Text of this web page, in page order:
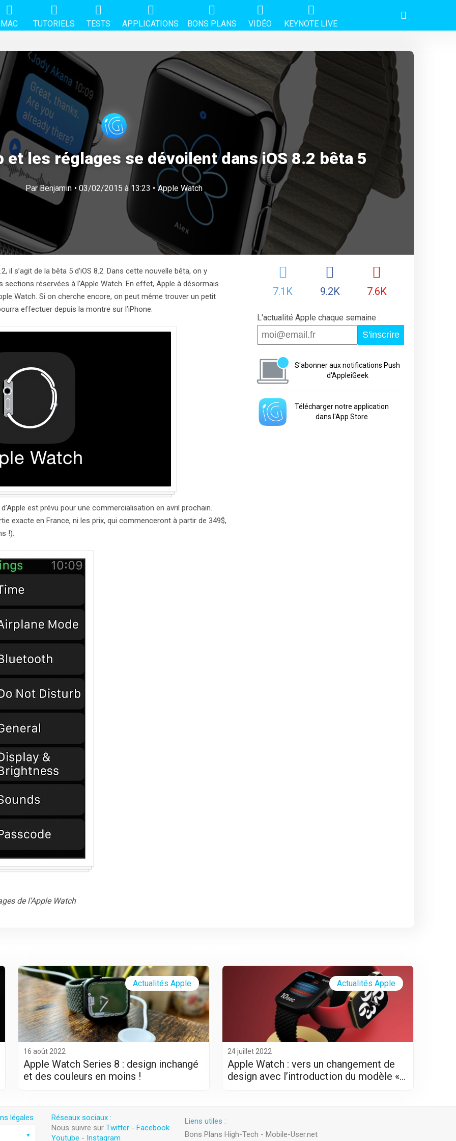
MAC TUTORIELS TESTS APPLICATIONS BONS PLANS VIDÉO KEYNOTE LIVE
et les réglages se dévoilent dans iOS 8.2 bêta 5
ParBenjamin • 03/02/2015 à 13:23 • Apple Watch
il s’agit de la bêta 5 d’iOS 8.2. Dans cette nouvelle bêta, on y
réservées à l’Apple Watch. En effet, Apple à désormais
Watch. Si on cherche encore, on peut même trouver un petit
effectuer depuis la montre sur l’iPhone.
est prévu pour une commercialisation en avril prochain.
exacte en France, ni les prix, qui commenceront à partir de 349$,
!).
de l’Apple Watch
7.1K 9.2K 7.6K
L'actualité Apple chaque semaine :
S'inscrire
S'abonner aux notifications Push
d'AppleiGeek
Télécharger notre application
dans l'App Store
16 août 2022
Apple Watch Series 8 : design inchangé
et des couleurs en moins !
Actualités Apple
24 juillet 2022
Apple Watch : vers un changement de
design avec l’introduction du modèle «
Actualités Apple
légales
Réseaux sociaux :
Nous suivre sur Twitter - Facebook
Youtube - Instagram
Liens utiles :
Bons Plans High-Tech - Mobile-User.net